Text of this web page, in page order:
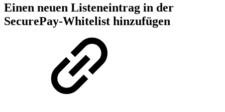
Einen neuen Listeneintrag in der
SecurePay-Whitelist hinzufügen